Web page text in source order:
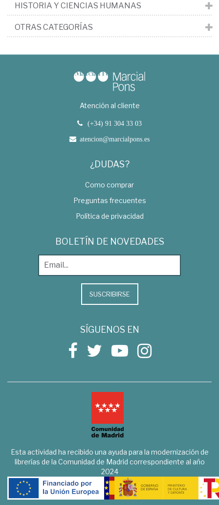
HISTORIA Y CIENCIAS HUMANAS
OTRAS CATEGORÍAS
Atención al cliente
(+34) 91 304 33 03
atencion@marcialpons.es
¿DUDAS?
Como comprar
Preguntas frecuentes
Política de privacidad
BOLETÍN DE NOVEDADES
SUSCRIBIRSE
SÍGUENOS EN
Esta actividad ha recibido una ayuda para la modernización de
librerías de la Comunidad de Madrid correspondiente al año
2024